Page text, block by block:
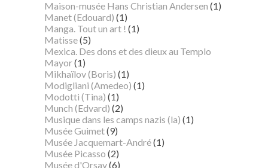
Maison-musée Hans Christian Andersen (1)
Manet (Edouard) (1)
Manga. Tout un art ! (1)
Matisse(5)
Mexica. Des dons et des dieux au Templo
Mayor(1)
Mikhaïlov (Boris) (1)
Modigliani (Amedeo) (1)
Modotti (Tina) (1)
Munch (Edvard) (2)
Musique dans les camps nazis (la) (1)
Musée Guimet(9)
Musée Jacquemart-André(1)
Musée Picasso (2)
Musée d'Orsay(6)